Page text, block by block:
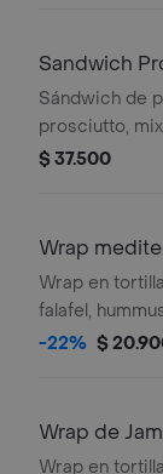
Sandwich
Sándwich de
prosciutto,
y alioli.
$ 37.500
Wrap
Wrap en
falafel,
queso feta,
-22% $
Wrap de
Wrap en